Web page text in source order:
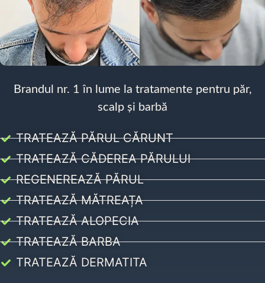
Brandul nr. 1 în lume la tratamente pentru păr,
scalp și barbă
TRATEAZĂ PĂRUL CĂRUNT
TRATEAZĂ CĂDEREA PĂRULUI
REGENEREAZĂ PĂRUL
TRATEAZĂ MĂTREAȚA
TRATEAZĂ ALOPECIA
TRATEAZĂ BARBA
TRATEAZĂ DERMATITA